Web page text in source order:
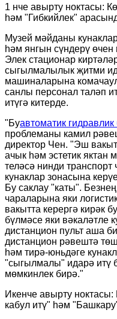
1 нче авырту ноктасы:
һәм "Гибкийлек"
Музей мәйданы
һәм янгын сүндерү
Элек стационар
сыгылмалылык җитми
машиналарына
санлы персонал таләп
итүгә китерде.
"Буавтоматик гидравлик
проблеманы камил
директор Чен. "Эш
ачык һәм эстетик яктан
теләсә нинди
кунаклар зонасына
Бу саклау "каты".
чараларына яки
вакытта керергә кирәк
бүлмәсе яки вәкаләтле
дистанцион пульт аша
дистанцион рәвештә
һәм тирә-юньдәге
"сыгылмалы" идарә итү
мөмкинлек бирә."
Икенче авырту
кабул итү" һәм